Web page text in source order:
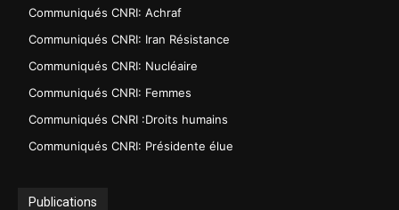
Communiqués CNRI: Achraf
Communiqués CNRI: Iran Résistance
Communiqués CNRI: Nucléaire
Communiqués CNRI: Femmes
Communiqués CNRI :Droits humains
Communiqués CNRI: Présidente élue
Publications